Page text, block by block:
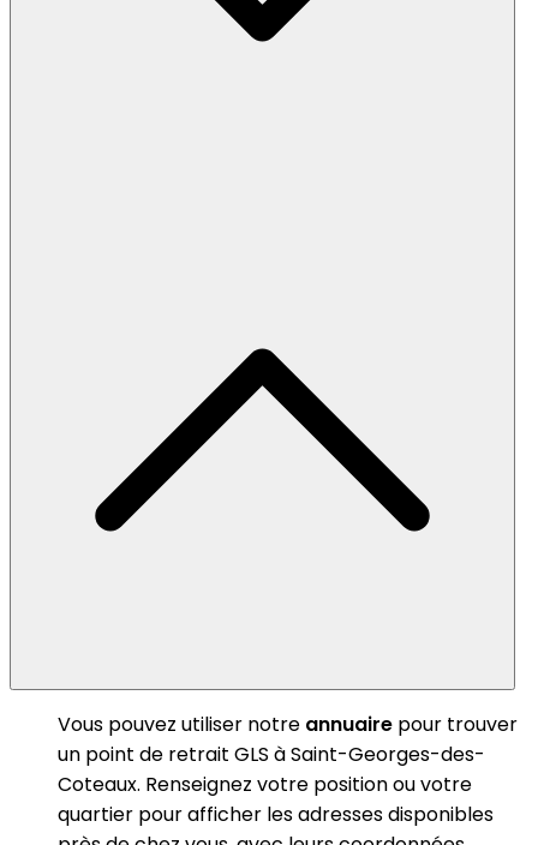
Vous pouvez utiliser notre annuaire pour trouver
un point de retrait GLS à Saint-Georges-des-
Coteaux. Renseignez votre position ou votre
quartier pour afficher les adresses disponibles